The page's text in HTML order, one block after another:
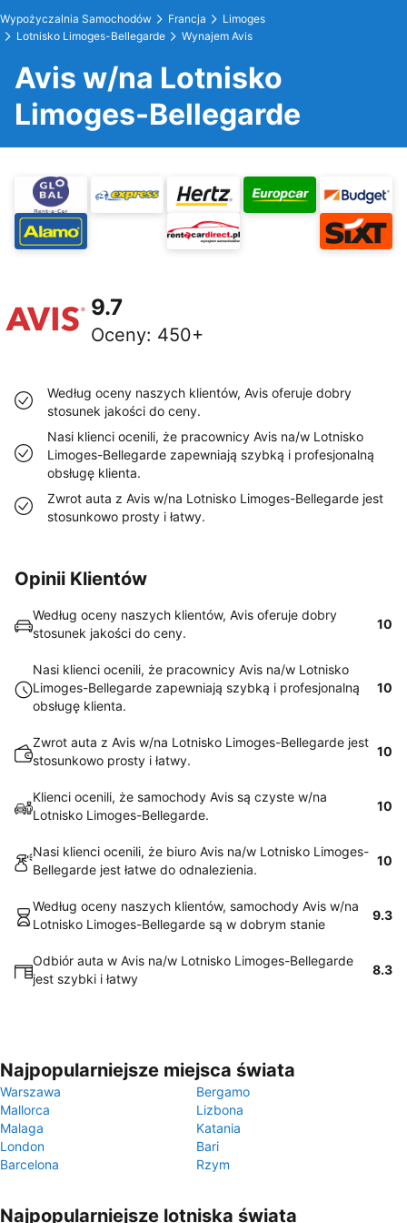
Wypożyczalnia Samochodów Francja
Limoges
Lotnisko Limoges-Bellegarde
Wynajem Avis
Avis w/na Lotnisko
Limoges-Bellegarde
9.7
Oceny: 450+
Według oceny naszych klientów, Avis oferuje dobry
stosunek jakości do ceny.
Nasi klienci ocenili, że pracownicy Avis na/w Lotnisko
Limoges-Bellegarde zapewniają szybką i profesjonalną
obsługę klienta.
Zwrot auta z Avis w/na Lotnisko Limoges-Bellegarde jest
stosunkowo prosty i łatwy.
Opinii Klientów
Według oceny naszych klientów, Avis oferuje dobry
stosunek jakości do ceny.
10
Nasi klienci ocenili, że pracownicy Avis na/w Lotnisko
Limoges-Bellegarde zapewniają szybką i profesjonalną
obsługę klienta.
10
Zwrot auta z Avis w/na Lotnisko Limoges-Bellegarde jest
stosunkowo prosty i łatwy.
10
Klienci ocenili, że samochody Avis są czyste w/na
Lotnisko Limoges-Bellegarde.
10
Nasi klienci ocenili, że biuro Avis na/w Lotnisko Limoges-
Bellegarde jest łatwe do odnalezienia.
10
Według oceny naszych klientów, samochody Avis w/na
Lotnisko Limoges-Bellegarde są w dobrym stanie
9.3
Odbiór auta w Avis na/w Lotnisko Limoges-Bellegarde
jest szybki i łatwy
8.3
Najpopularniejsze miejsca świata
Warszawa
Bergamo
Mallorca
Lizbona
Malaga
Katania
London
Bari
Barcelona
Rzym
Najpopularniejsze lotniska świata